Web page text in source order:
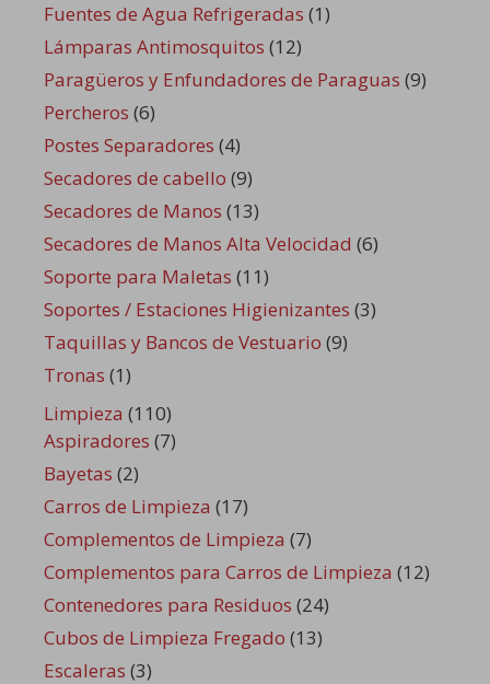
Fuentes de Agua Refrigeradas (1)
Lámparas Antimosquitos (12)
Paragüeros y Enfundadores de Paraguas (9)
Percheros (6)
Postes Separadores (4)
Secadores de cabello (9)
Secadores de Manos (13)
Secadores de Manos Alta Velocidad (6)
Soporte para Maletas (11)
Soportes / Estaciones Higienizantes (3)
Taquillas y Bancos de Vestuario (9)
Tronas (1)
Limpieza (110)
Aspiradores (7)
Bayetas (2)
Carros de Limpieza (17)
Complementos de Limpieza (7)
Complementos para Carros de Limpieza (12)
Contenedores para Residuos (24)
Cubos de Limpieza Fregado (13)
Escaleras (3)